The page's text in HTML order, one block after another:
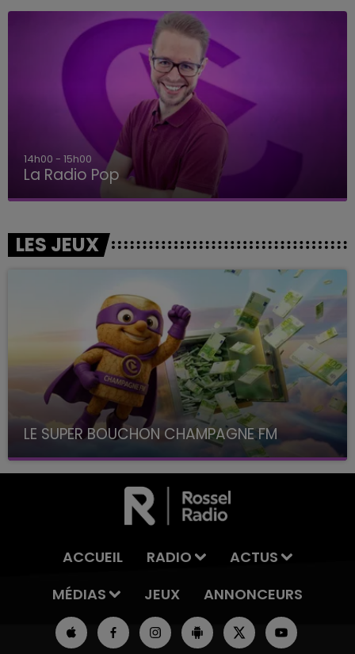
14h00 - 15h00
La Radio Pop
LES JEUX
LE SUPER BOUCHON CHAMPAGNE FM
avec La Famille Champagne FM, à 8H10
ACCUEIL RADIO
ACTUS
MÉDIAS
JEUX ANNONCEURS